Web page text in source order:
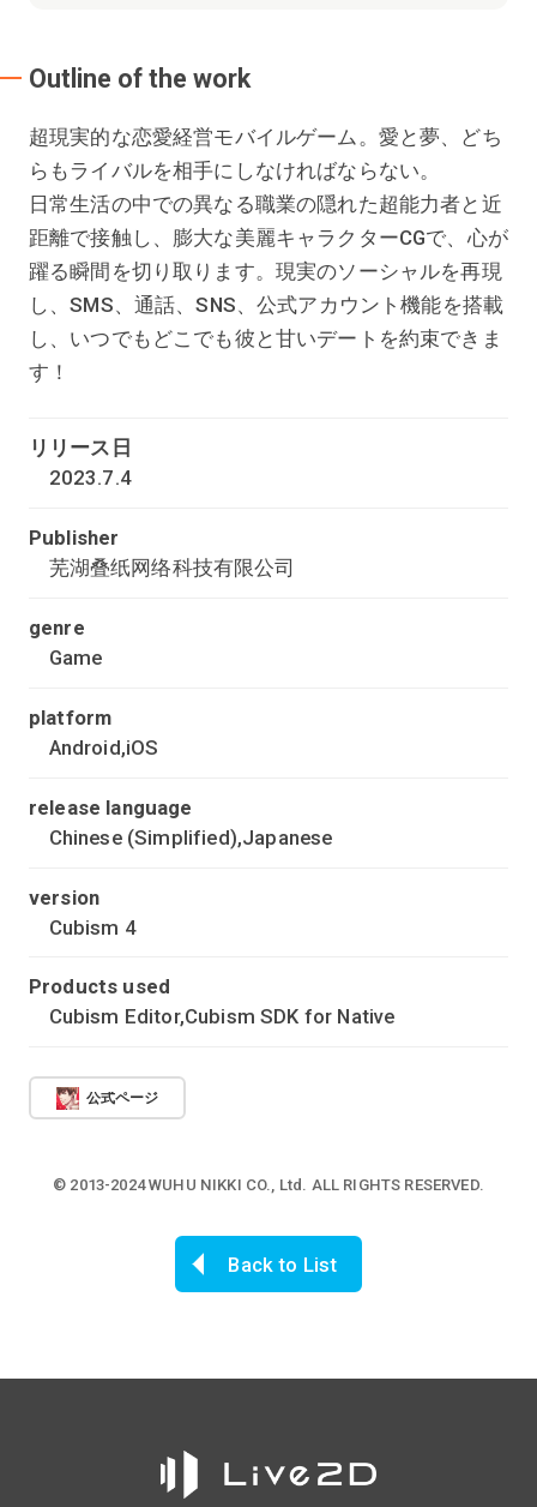
Outline of the work
超現実的な恋愛経営モバイルゲーム。愛と夢、どち
らもライバルを相手にしなければならない。
日常生活の中での異なる職業の隠れた超能力者と近
距離で接触し、膨大な美麗キャラクターCGで、心が
躍る瞬間を切り取ります。現実のソーシャルを再現
し、SMS、通話、SNS、公式アカウント機能を搭載
し、いつでもどこでも彼と甘いデートを約束できま
す！
リリース日
2023.7.4
Publisher
芜湖叠纸网络科技有限公司
genre
Game
platform
Android,iOS
release language
Chinese (Simplified),Japanese
version
Cubism 4
Products used
Cubism Editor,Cubism SDK for Native
公式ページ
© 2013-2024 WUHU NIKKI CO., Ltd. ALL RIGHTS RESERVED.
Back to List